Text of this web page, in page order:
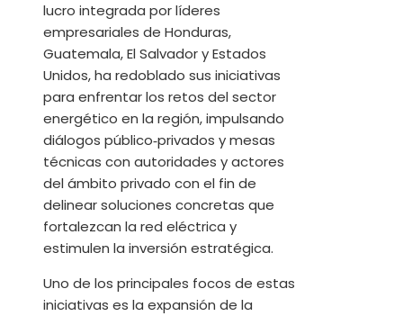
lucro integrada por líderes
empresariales de Honduras,
Guatemala, El Salvador y Estados
Unidos, ha redoblado sus iniciativas
para enfrentar los retos del sector
energético en la región, impulsando
diálogos público‑privados y mesas
técnicas con autoridades y actores
del ámbito privado con el fin de
delinear soluciones concretas que
fortalezcan la red eléctrica y
estimulen la inversión estratégica.
Uno de los principales focos de estas
iniciativas es la expansión de la